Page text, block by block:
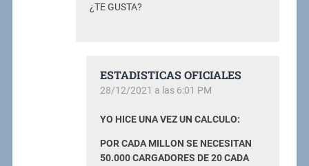
¿TE GUSTA?
ESTADISTICAS OFICIALES
28/12/2021 a las 6:01 PM
YO HICE UNA VEZ UN CALCULO:
POR CADA MILLON SE NECESITAN
50.000 CARGADORES DE 20 CADA